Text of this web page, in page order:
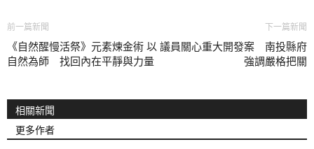
前一篇新聞
《自然醒慢活祭》元素煉金術 以
自然為師 找回內在平靜與力量
下一篇新聞
議員關心重大開發案 南投縣府
強調嚴格把關
相關新聞
更多作者